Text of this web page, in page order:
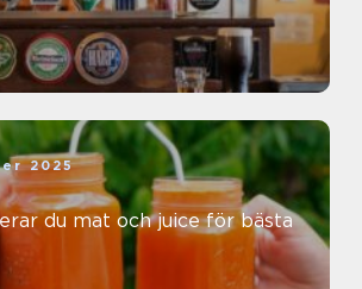
2025
du mat och juice för bästa